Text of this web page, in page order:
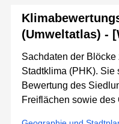
(Umweltatlas) -
Sachdaten der
Stadtklima (PHK). Sie
Bewertung des
Freiflächen sowie des